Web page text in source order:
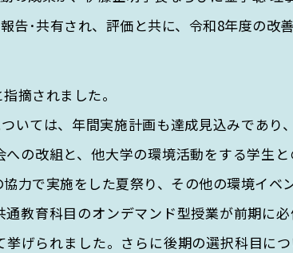
告･共有され、評価と共に、令和8年度の改
摘されました。
いては、年間実施計画も達成見込みであ
の改組と、他大学の環境活動をする学生
力で実施をした夏祭り、その他の環境イベ
教育科目のオンデマンド型授業が前期に
げられました。さらに後期の選択科目に